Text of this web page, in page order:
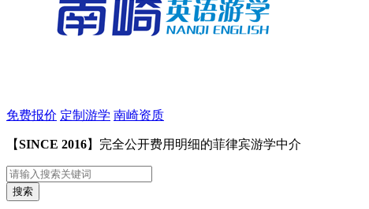
免费报价 定制游学 南崎资质
【SINCE 2016】完全公开费用明细的菲律宾游学中介